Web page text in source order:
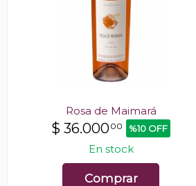
Rosa de Maimará
$ 36.00000 %10 OFF
En stock
Comprar